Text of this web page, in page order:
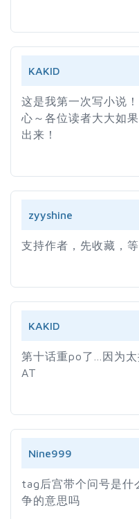
KAKID
这是我第一次写小说
心～各位读者大大如
出来！
zyyshine
支持作者，先收藏，
KAKID
第十话重po了...因为
AT
Nine999
tag后宫带个问号是什
争的意思吗